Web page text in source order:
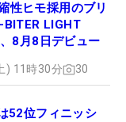
性ヒモ採用のブリ
BITER LIGHT
8月8日デビュー
) 11時30分 30
52位フィニッシ